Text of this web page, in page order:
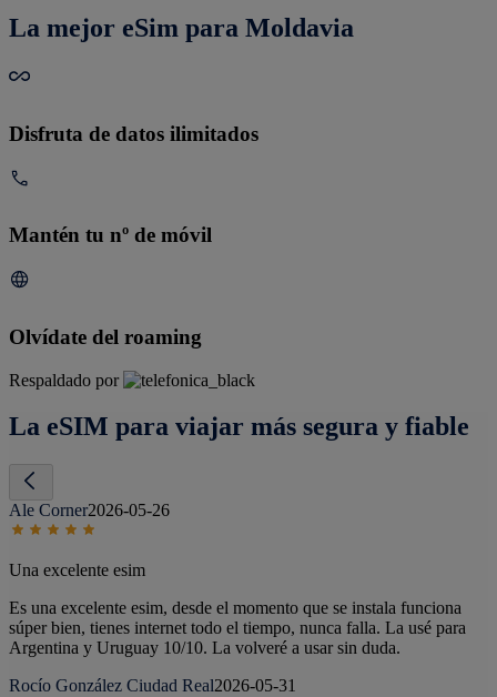
La mejor eSim para Moldavia
Disfruta de datos ilimitados
Mantén tu nº de móvil
Olvídate del roaming
Respaldado por
La eSIM para viajar más segura y fiable
Ale Corner2026-05-26
Una excelente esim
Es una excelente esim, desde el momento que se instala funciona
súper bien, tienes internet todo el tiempo, nunca falla. La usé para
Argentina y Uruguay 10/10. La volveré a usar sin duda.
Rocío González Ciudad Real2026-05-31